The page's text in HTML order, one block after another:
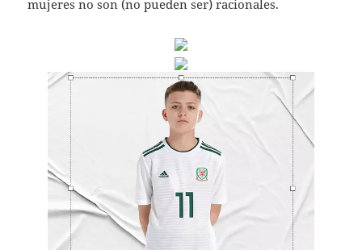
mujeres no son (no pueden ser) racionales.